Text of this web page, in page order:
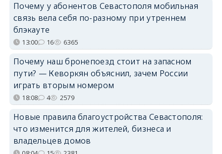
Почему у абонентов Севастополя мобильная
связь вела себя по-разному при утреннем
блэкауте
13:00 16 6365
Почему наш бронепоезд стоит на запасном
пути? — Кеворкян объяснил, зачем России
играть вторым номером
18:08 4 2579
Новые правила благоустройства Севастополя:
что изменится для жителей, бизнеса и
владельцев домов